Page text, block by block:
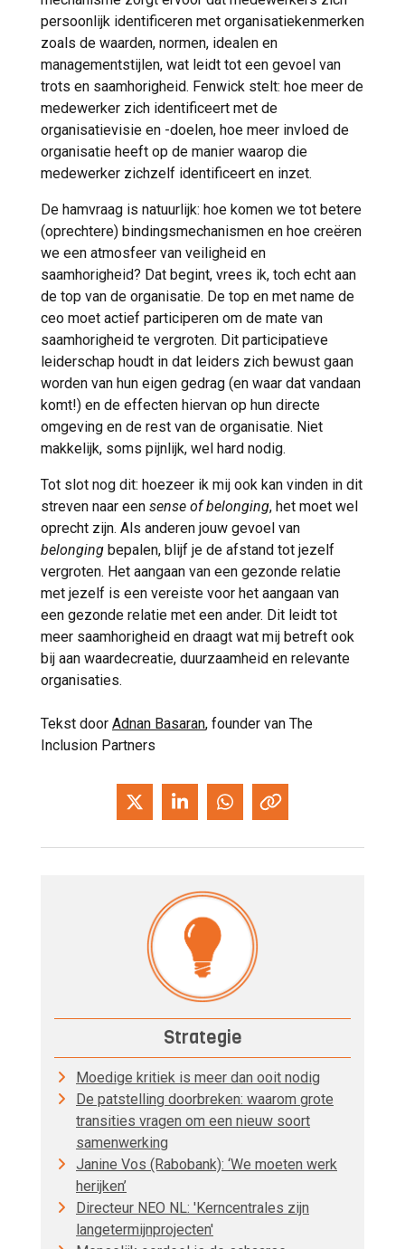
persoonlijk identificeren met organisatiekenmerken
zoals de waarden, normen, idealen en
managementstijlen, wat leidt tot een gevoel van
trots en saamhorigheid. Fenwick stelt: hoe meer de
medewerker zich identificeert met de
organisatievisie en -doelen, hoe meer invloed de
organisatie heeft op de manier waarop die
medewerker zichzelf identificeert en inzet.
De hamvraag is natuurlijk: hoe komen we tot betere
(oprechtere) bindingsmechanismen en hoe creëren
we een atmosfeer van veiligheid en
saamhorigheid? Dat begint, vrees ik, toch echt aan
de top van de organisatie. De top en met name de
ceo moet actief participeren om de mate van
saamhorigheid te vergroten. Dit participatieve
leiderschap houdt in dat leiders zich bewust gaan
worden van hun eigen gedrag (en waar dat vandaan
komt!) en de effecten hiervan op hun directe
omgeving en de rest van de organisatie. Niet
makkelijk, soms pijnlijk, wel hard nodig.
Tot slot nog dit: hoezeer ik mij ook kan vinden in dit
streven naar een sense of belonging, het moet wel
oprecht zijn. Als anderen jouw gevoel van
belonging bepalen, blijf je de afstand tot jezelf
vergroten. Het aangaan van een gezonde relatie
met jezelf is een vereiste voor het aangaan van
een gezonde relatie met een ander. Dit leidt tot
meer saamhorigheid en draagt wat mij betreft ook
bij aan waardecreatie, duurzaamheid en relevante
organisaties.
Tekst door Adnan Basaran, founder van The
Inclusion Partners
Strategie
Moedige kritiek is meer dan ooit nodig
De patstelling doorbreken: waarom grote
transities vragen om een nieuw soort
samenwerking
Janine Vos (Rabobank): ‘We moeten werk
herijken’
Directeur NEO NL: 'Kerncentrales zijn
langetermijnprojecten'